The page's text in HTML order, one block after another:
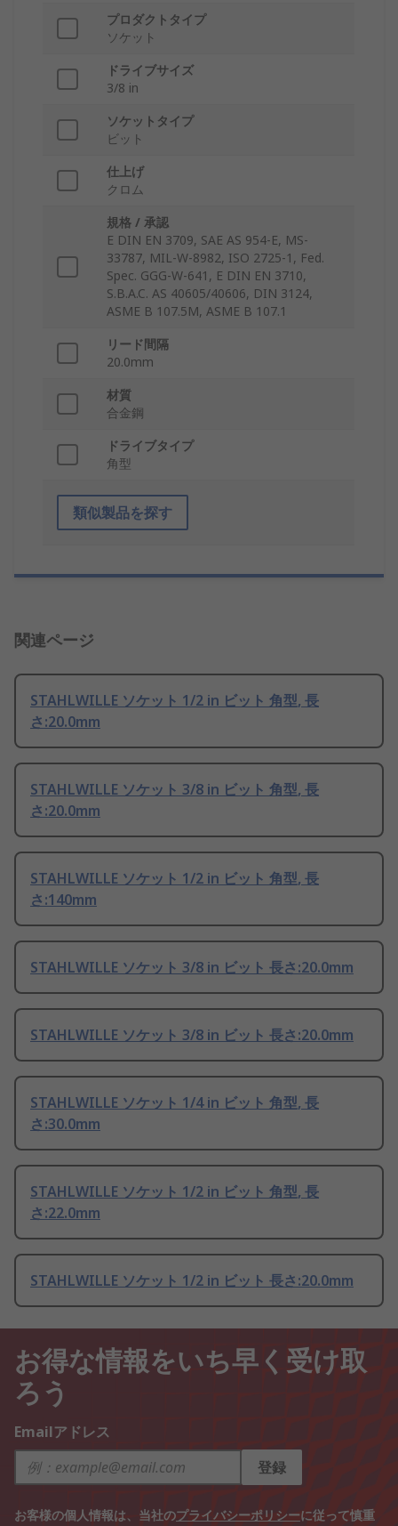
プロダクトタイプ
ソケット
ドライブサイズ
3/8 in
ソケットタイプ
ビット
仕上げ
クロム
規格 / 承認
E DIN EN 3709, SAE AS 954-E, MS-
33787, MIL-W-8982, ISO 2725-1, Fed.
Spec. GGG-W-641, E DIN EN 3710,
S.B.A.C. AS 40605/40606, DIN 3124,
ASME B 107.5M, ASME B 107.1
リード間隔
20.0mm
材質
合金鋼
ドライブタイプ
角型
類似製品を探す
関連ページ
STAHLWILLE ソケット 1/2 in ビット 角型, 長
さ:20.0mm
STAHLWILLE ソケット 3/8 in ビット 角型, 長
さ:20.0mm
STAHLWILLE ソケット 1/2 in ビット 角型, 長
さ:140mm
STAHLWILLE ソケット 3/8 in ビット 長さ:20.0mm
STAHLWILLE ソケット 3/8 in ビット 長さ:20.0mm
STAHLWILLE ソケット 1/4 in ビット 角型, 長
さ:30.0mm
STAHLWILLE ソケット 1/2 in ビット 角型, 長
さ:22.0mm
STAHLWILLE ソケット 1/2 in ビット 長さ:20.0mm
お得な情報をいち早く受け取
ろう
Emailアドレス
登録
お客様の個人情報は、当社のプライバシーポリシーに従って慎重